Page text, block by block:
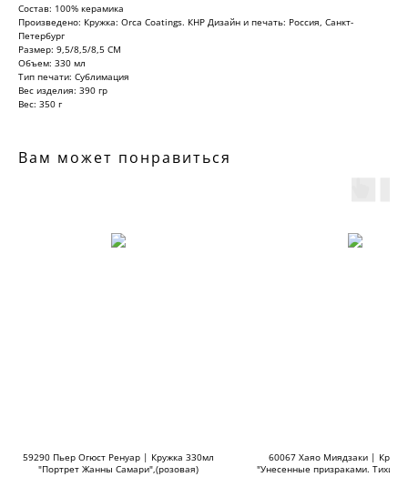
Состав: 100% керамика
Произведено: Кружка: Orca Coatings. КНР Дизайн и печать: Россия, Санкт-
Петербург
Размер: 9,5/8,5/8,5 СМ
Объем: 330 мл
Тип печати: Сублимация
Вес изделия: 390 гр
Вес: 350 г
Вам может понравиться
59290 Пьер Огюст Ренуар | Кружка 330мл
"Портрет Жанны Самари",(розовая)
60067 Хаяо Миядзаки |
"Унесенные призраками.